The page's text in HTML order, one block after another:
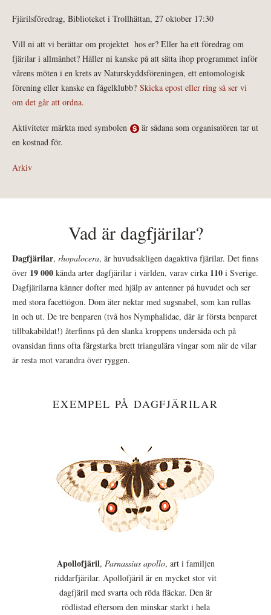
Fjärilsföredrag, Biblioteket i Trollhättan, 27 oktober 17:30
Vill ni att vi berättar om projektet hos er? Eller ha ett föredrag om
fjärilar i allmänhet? Håller ni kanske på att sätta ihop programmet inför
vårens möten i en krets av Naturskyddsföreningen, ett entomologisk
förening eller kanske en fågelklubb? Skicka epost eller ring så ser vi
om det går att ordna.
Aktiviteter märkta med symbolen
är sådana som organisatören tar ut
en kostnad för.
Arkiv
Vad är dagfjärilar?
Dagfjärilar, rhopalocera, är huvudsakligen dagaktiva fjärilar. Det finns
över 19 000 kända arter dagfjärilar i världen, varav cirka 110 i Sverige.
Dagfjärilarna känner dofter med hjälp av antenner på huvudet och ser
med stora facettögon. Dom äter nektar med sugsnabel, som kan rullas
in och ut. De tre benparen (två hos Nymphalidae, där är första benparet
tillbakabildat!) återfinns på den slanka kroppens undersida och på
ovansidan finns ofta färgstarka brett triangulära vingar som när de vilar
är resta mot varandra över ryggen.
EXEMPEL PÅ DAGFJÄRILAR
Apollofjäril, Parnassius apollo, art i familjen
riddarfjärilar. Apollofjäril är en mycket stor vit
dagfjäril med svarta och röda fläckar. Den är
rödlistad eftersom den minskar starkt i hela